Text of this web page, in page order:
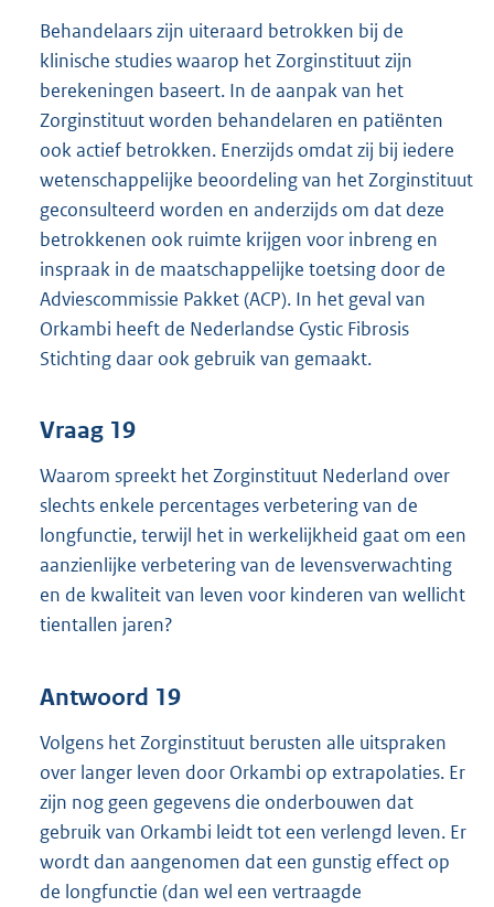
Behandelaars zijn uiteraard betrokken bij de
klinische studies waarop het Zorginstituut zijn
berekeningen baseert. In de aanpak van het
Zorginstituut worden behandelaren en patiënten
ook actief betrokken. Enerzijds omdat zij bij iedere
wetenschappelijke beoordeling van het Zorginstituut
geconsulteerd worden en anderzijds om dat deze
betrokkenen ook ruimte krijgen voor inbreng en
inspraak in de maatschappelijke toetsing door de
Adviescommissie Pakket (ACP). In het geval van
Orkambi heeft de Nederlandse Cystic Fibrosis
Stichting daar ook gebruik van gemaakt.
Vraag 19
Waarom spreekt het Zorginstituut Nederland over
slechts enkele percentages verbetering van de
longfunctie, terwijl het in werkelijkheid gaat om een
aanzienlijke verbetering van de levensverwachting
en de kwaliteit van leven voor kinderen van wellicht
tientallen jaren?
Antwoord 19
Volgens het Zorginstituut berusten alle uitspraken
over langer leven door Orkambi op extrapolaties. Er
zijn nog geen gegevens die onderbouwen dat
gebruik van Orkambi leidt tot een verlengd leven. Er
wordt dan aangenomen dat een gunstig effect op
de longfunctie (dan wel een vertraagde